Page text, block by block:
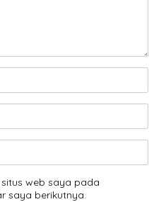
web saya pada
saya berikutnya.